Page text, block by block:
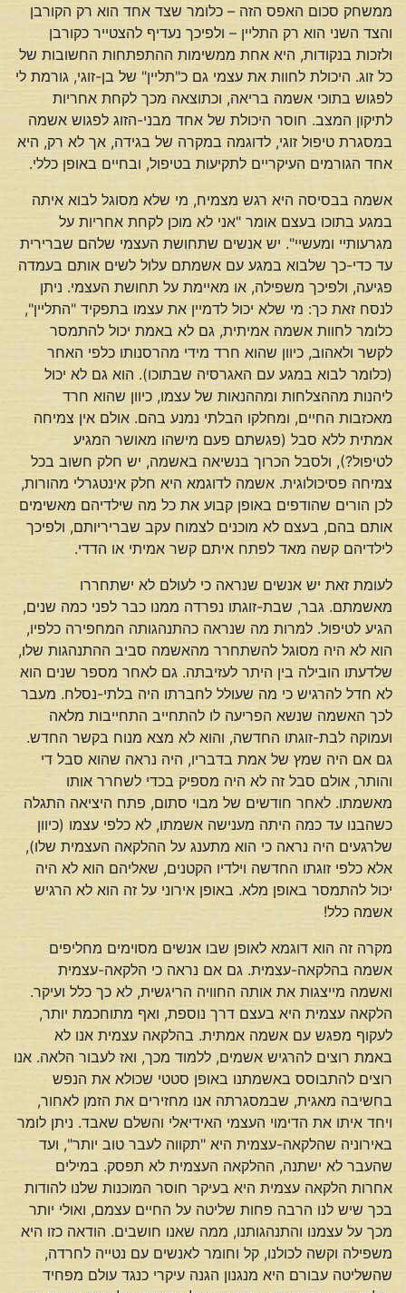
ממשחק סכום האפס הזה – כלומר שצד אחד הוא רק הקורבן
והצד השני הוא רק התליין – ולפיכך נעדיף להצטייר כקורבן
ולזכות בנקודות, היא אחת ממשימות ההתפתחות החשובות של
כל זוג. היכולת לחוות את עצמי גם כ"תליין" של בן-זוגי, גורמת לי
לפגוש בתוכי אשמה בריאה, וכתוצאה מכך לקחת אחריות
לתיקון המצב. חוסר היכולת של אחד מבני-הזוג לפגוש אשמה
במסגרת טיפול זוגי, לדוגמה במקרה של בגידה, אך לא רק, היא
אחד הגורמים העיקריים לתקיעות בטיפול, ובחיים באופן כללי.
אשמה בבסיסה היא רגש מצמיח, מי שלא מסוגל לבוא איתה
במגע בתוכו בעצם אומר "אני לא מוכן לקחת אחריות על
מגרעותיי ומעשיי". יש אנשים שתחושת העצמי שלהם שברירית
עד כדי-כך שלבוא במגע עם אשמתם עלול לשים אותם בעמדה
פגיעה, ולפיכך משפילה, או מאיימת על תחושת העצמי. ניתן
לנסח זאת כך: מי שלא יכול לדמיין את עצמו בתפקיד "התליין",
כלומר לחוות אשמה אמיתית, גם לא באמת יכול להתמסר
לקשר ולאהוב, כיוון שהוא חרד מידי מהרסנותו כלפי האחר
(כלומר לבוא במגע עם האגרסיה שבתוכו). הוא גם לא יכול
ליהנות מההצלחות ומההנאות של עצמו, כיוון שהוא חרד
מאכזבות החיים, ומחלקו הבלתי נמנע בהם. אולם אין צמיחה
אמתית ללא סבל (פגשתם פעם מישהו מאושר המגיע
לטיפול?), ולסבל הכרוך בנשיאה באשמה, יש חלק חשוב בכל
צמיחה פסיכולוגית. אשמה לדוגמא היא חלק אינטגרלי מהורות,
לכן הורים שהודפים באופן קבוע את כל מה שילדיהם מאשימים
אותם בהם, בעצם לא מוכנים לצמוח עקב שבריריותם, ולפיכך
לילדיהם קשה מאד לפתח איתם קשר אמיתי או הדדי.
לעומת זאת יש אנשים שנראה כי לעולם לא ישתחררו
מאשמתם. גבר, שבת-זוגתו נפרדה ממנו כבר לפני כמה שנים,
הגיע לטיפול. למרות מה שנראה כהתנהגותה המחפירה כלפיו,
הוא לא היה מסוגל להשתחרר מהאשמה סביב ההתנהגות שלו,
שלדעתו הובילה בין היתר לעזיבתה. גם לאחר מספר שנים הוא
לא חדל להרגיש כי מה שעולל לחברתו היה בלתי-נסלח. מעבר
לכך האשמה שנשא הפריעה לו להתחייב התחייבות מלאה
ועמוקה לבת-זוגתו החדשה, והוא לא מצא מנוח בקשר החדש.
גם אם היה שמץ של אמת בדבריו, היה נראה שהוא סבל די
והותר, אולם סבל זה לא היה מספיק בכדי לשחרר אותו
מאשמתו. לאחר חודשים של מבוי סתום, פתח היציאה התגלה
כשהבנו עד כמה היתה מענישה אשמתו, לא כלפי עצמו (כיוון
שלרגעים היה נראה כי הוא מתענג על ההלקאה העצמית שלו),
אלא כלפי זוגתו החדשה וילדיו הקטנים, שאליהם הוא לא היה
יכול להתמסר באופן מלא. באופן אירוני על זה הוא לא הרגיש
אשמה כלל!
מקרה זה הוא דוגמא לאופן שבו אנשים מסוימים מחליפים
אשמה בהלקאה-עצמית. גם אם נראה כי הלקאה-עצמית
ואשמה מייצגות את אותה החוויה הריגשית, לא כך כלל ועיקר.
הלקאה עצמית היא בעצם דרך נוספת, ואף מתוחכמת יותר,
לעקוף מפגש עם אשמה אמתית. בהלקאה עצמית אנו לא
באמת רוצים להרגיש אשמים, ללמוד מכך, ואז לעבור הלאה. אנו
רוצים להתבוסס באשמתנו באופן סטטי שכולא את הנפש
בחשיבה מאגית, שבמסגרתה אנו מחזירים את הזמן לאחור,
ויחד איתו את הדימוי העצמי האידיאלי והשלם שאבד. ניתן לומר
באירוניה שהלקאה-עצמית היא "תקווה לעבר טוב יותר", ועד
שהעבר לא ישתנה, ההלקאה העצמית לא תפסק. במילים
אחרות הלקאה עצמית היא בעיקר חוסר המוכנות שלנו להודות
בכך שיש לנו הרבה פחות שליטה על החיים עצמם, ואולי יותר
מכך על עצמנו והתנהגותנו, ממה שאנו חושבים. הודאה כזו היא
משפילה וקשה לכולנו, קל וחומר לאנשים עם נטייה לחרדה,
שהשליטה עבורם היא מנגנון הגנה עיקרי כנגד עולם מפחיד